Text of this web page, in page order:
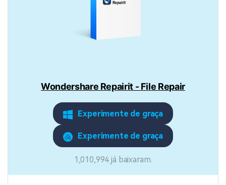
Wondershare Repairit - File Repair
Experimente de graça
Experimente de graça
1,010,994 já baixaram.